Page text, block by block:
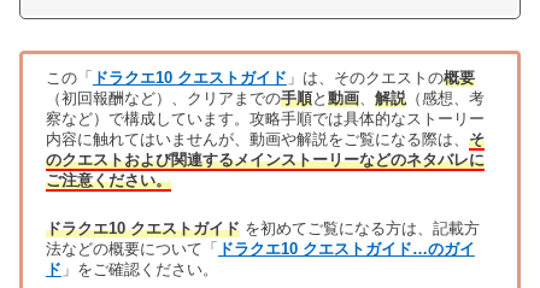
この「 ドラクエ10 クエストガイド 」は、そのクエストの概要
（初回報酬など）、クリアまでの手順と 動画、 解説（感想、考
察など）で構成しています。攻略手順では具体的なストーリー
内容に触れてはいませんが、動画や解説をご覧になる際は、 そ
のクエストおよび関連するメインストーリーなどのネタバレに
ご注意ください。
ドラクエ10 クエストガイドを初めてご覧になる方は、記載方
法などの概要について「
ドラクエ10 クエストガイド…のガイ
ド 」をご確認ください。